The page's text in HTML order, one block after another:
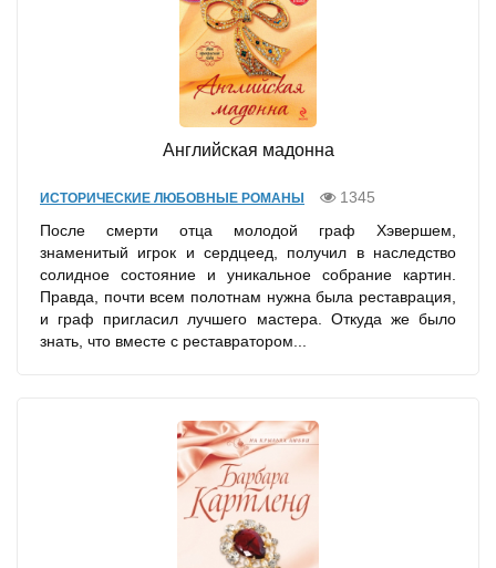
Английская мадонна
ИСТОРИЧЕСКИЕ ЛЮБОВНЫЕ РОМАНЫ
1345
После смерти отца молодой граф Хэвершем,
знаменитый игрок и сердцеед, получил в наследство
солидное состояние и уникальное собрание картин.
Правда, почти всем полотнам нужна была реставрация,
и граф пригласил лучшего мастера. Откуда же было
знать, что вместе с реставратором...